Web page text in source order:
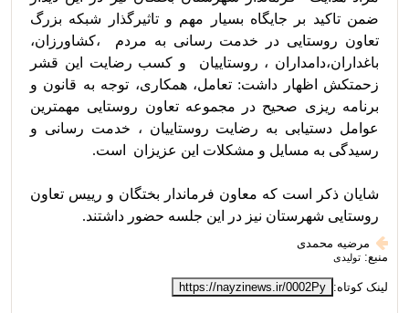
رسیدگی به مسایل و مشکلات این عزیزان  است.
روستایی شهرستان نیز در این جلسه حضور داشتند.
مرضیه محمدی
منبع: تولیدی
لینک کوتاه: https://nayzinews.ir/0002Py